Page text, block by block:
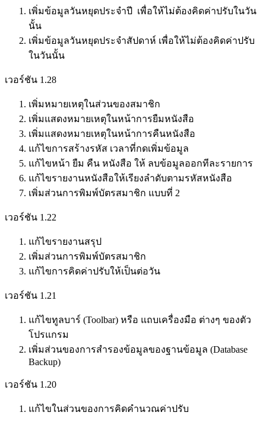
เพิ่มข้อมูลวันหยุดประจำปี เพื่อให้ไม่ต้องคิดค่าปรับในวัน
นั้น
เพิ่มข้อมูลวันหยุดประจำสัปดาห์ เพื่อให้ไม่ต้องคิดค่าปรับ
ในวันนั้น
เวอร์ชัน 1.28
เพิ่มหมายเหตุในส่วนของสมาชิก
เพิ่มแสดงหมายเหตุในหน้าการยืมหนังสือ
เพิ่มแสดงหมายเหตุในหน้าการคืนหนังสือ
แก้ไขการสร้างรหัส เวลาที่กดเพิ่มข้อมูล
แก้ไขหน้า ยืม คืน หนังสือ ให้ ลบข้อมูลออกทีละรายการ
แก้ไขรายงานหนังสือให้เรียงลำดับตามรหัสหนังสือ
เพิ่มส่วนการพิมพ์บัตรสมาชิก แบบที่ 2
เวอร์ชัน 1.22
แก้ไขรายงานสรุป
เพิ่มส่วนการพิมพ์บัตรสมาชิก
แก้ไขการคิดค่าปรับให้เป็นต่อวัน
เวอร์ชัน 1.21
แก้ไขทูลบาร์ (Toolbar) หรือ แถบเครื่องมือ ต่างๆ ของตัว
โปรแกรม
เพิ่มส่วนของการสำรองข้อมูลของฐานข้อมูล (Database
Backup)
เวอร์ชัน 1.20
แก้ไขในส่วนของการคิดคำนวณค่าปรับ